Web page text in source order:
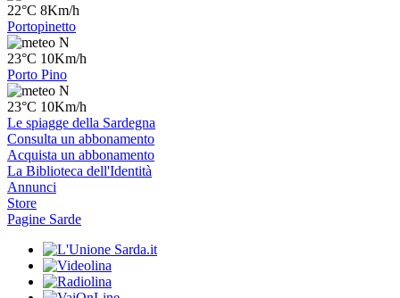
22°C 8Km/h
Portopinetto
N
23°C 10Km/h
Porto Pino
N
23°C 10Km/h
Le spiagge della Sardegna
Consulta un abbonamento
Acquista un abbonamento
La Biblioteca dell'Identità
Annunci
Store
Pagine Sarde